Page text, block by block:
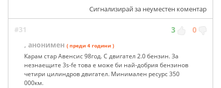
Сигнализирай за неуместен коментар
#31 3 0
, анонимен ( преди 4 години )
Карам стар Авенсис 98год. С двигател 2.0 бензин. За
незнаещите 3s-fe това е може би най-добрия бензинов
четири цилиндров двигател. Минимален ресурс 350
000км.